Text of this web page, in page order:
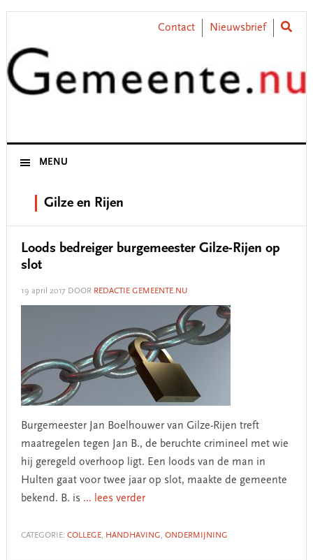
Skip
primary
navigation
Skip
content
Skip
primary
sidebar
Skip
footer
Contact Nieuwsbrief
MENU
Gilze en Rijen
Loods bedreiger burgemeester Gilze-Rijen op
slot
19 april 2017 DOOR REDACTIE GEMEENTE.NU
Burgemeester Jan Boelhouwer van Gilze-Rijen treft
maatregelen tegen Jan B., de beruchte crimineel met wie
hij geregeld overhoop ligt. Een loods van de man in
Hulten gaat voor twee jaar op slot, maakte de gemeente
bekend. B. is ... lees verder
CATEGORIE: COLLEGE, HANDHAVING, ONDERMIJNING